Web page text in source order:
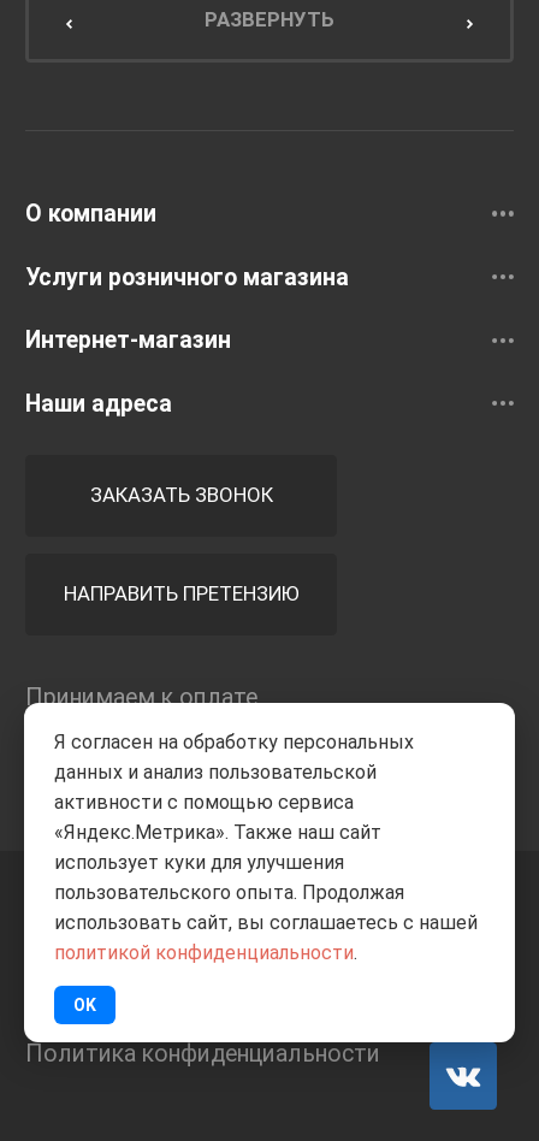
Мебель для кухниРАЗВЕРНУТЬ
О компании
Услуги розничного магазина
Интернет-магазин
Наши адреса
ЗАКАЗАТЬ ЗВОНОК
НАПРАВИТЬ ПРЕТЕНЗИЮ
Принимаем к оплате
+7 8332205-805 ВВЕРХ
ИП Баранов А.С. 2026
Политика конфиденциальности
Я согласен на обработку персональных
данных и анализ пользовательской
активности с помощью сервиса
«Яндекс.Метрика». Также наш сайт
использует куки для улучшения
пользовательского опыта. Продолжая
использовать сайт, вы соглашаетесь с нашей
политикой конфиденциальности.
OK